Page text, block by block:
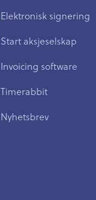
Elektronisk signering
Start aksjeselskap
Invoicing software
Timerabbit
Nyhetsbrev